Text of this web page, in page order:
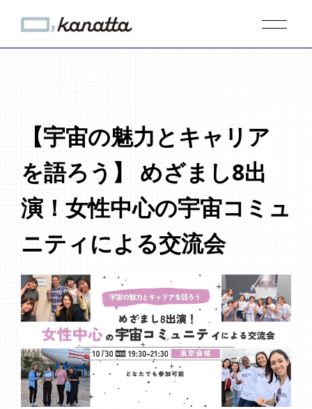
【宇宙の魅力とキャリア
を語ろう】 めざまし8出
演！女性中心の宇宙コミュ
ニティによる交流会